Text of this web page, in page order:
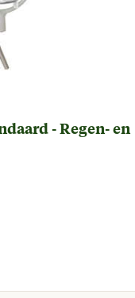
- Regen- en